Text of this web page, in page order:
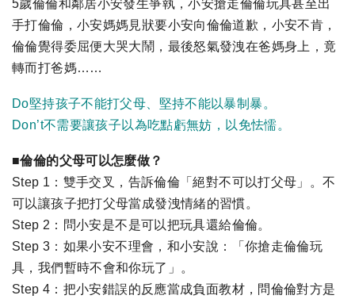
5歲倫倫和鄰居小安發生爭執，小安搶走倫倫玩具甚至出
手打倫倫，小安媽媽見狀要小安向倫倫道歉，小安不肯，
倫倫覺得委屈便大哭大鬧，最後怒氣發洩在爸媽身上，竟
轉而打爸媽……
Do堅持孩子不能打父母、堅持不能以暴制暴。
Don’t不需要讓孩子以為吃點虧無妨，以免怯懦。
■倫倫的父母可以怎麼做？
Step 1：雙手交叉，告訴倫倫「絕對不可以打父母」。不
可以讓孩子把打父母當成發洩情緒的習慣。
Step 2：問小安是不是可以把玩具還給倫倫。
Step 3：如果小安不理會，和小安說：「你搶走倫倫玩
具，我們暫時不會和你玩了」。
Step 4：把小安錯誤的反應當成負面教材，問倫倫對方是